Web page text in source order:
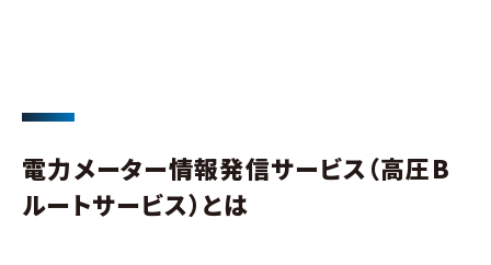
電力メーター情報発信サービス（高圧B
ルートサービス）とは